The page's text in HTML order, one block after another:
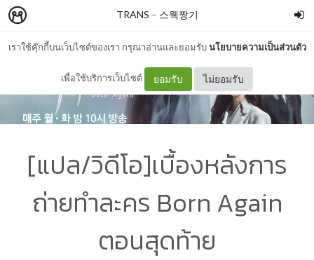
เราใช้คุ๊กกี้บนเว็บไซต์ของเรา กรุณาอ่านและยอมรับนโยบายความเป็นส่วนตัว
เพื่อใช้บริการเว็บไซต์ ยอมรับ ไม่ยอมรับ
TRANS – 스웩짱기
[แปล/วิดีโอ]เบื้องหลังการ
ถ่ายทำละคร Born Again
ตอนสุดท้าย